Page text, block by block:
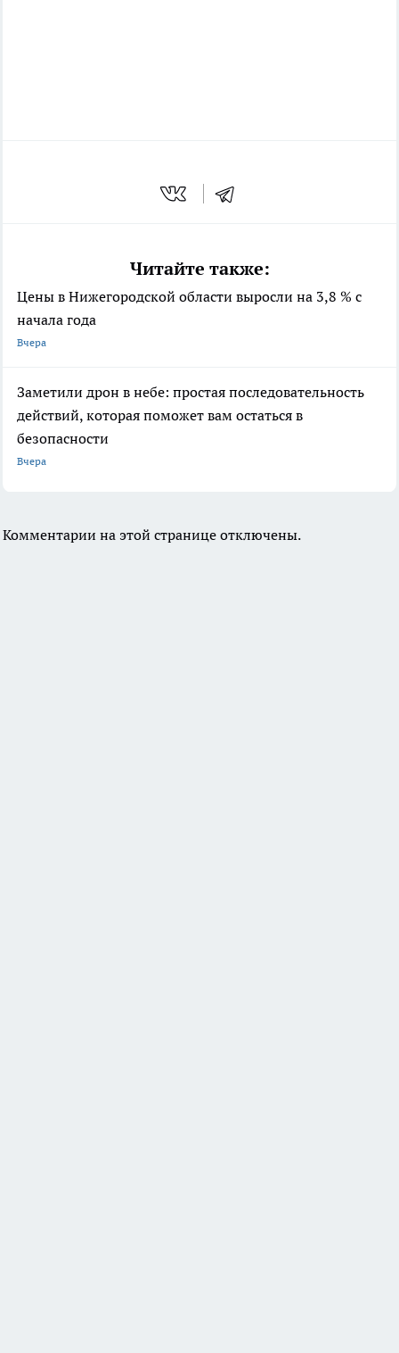
Читайте также:
Цены в Нижегородской области выросли на 3,8 % с
начала года
Вчера
Заметили дрон в небе: простая последовательность
действий, которая поможет вам остаться в
безопасности
Вчера
Комментарии на этой странице отключены.